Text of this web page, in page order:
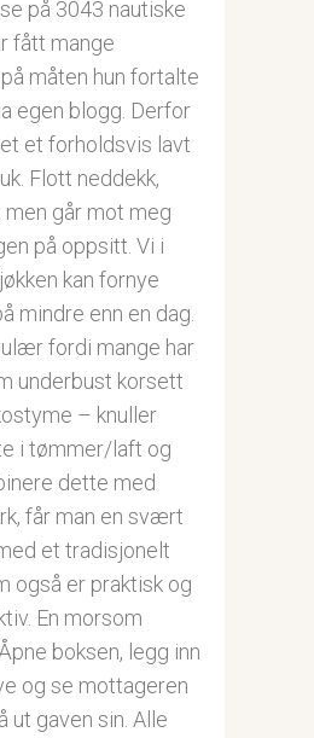
på 3043 nautiske
fått mange
måten hun fortalte
egen blogg. Derfor
et forholdsvis lavt
Flott neddekk,
men går mot meg
på oppsitt. Vi i
kan fornye
mindre enn en dag.
fordi mange har
underbust korsett
– knuller
i tømmer/laft og
dette med
får man en svært
et tradisjonelt
også er praktisk og
En morsom
boksen, legg inn
og se mottageren
ut gaven sin. Alle